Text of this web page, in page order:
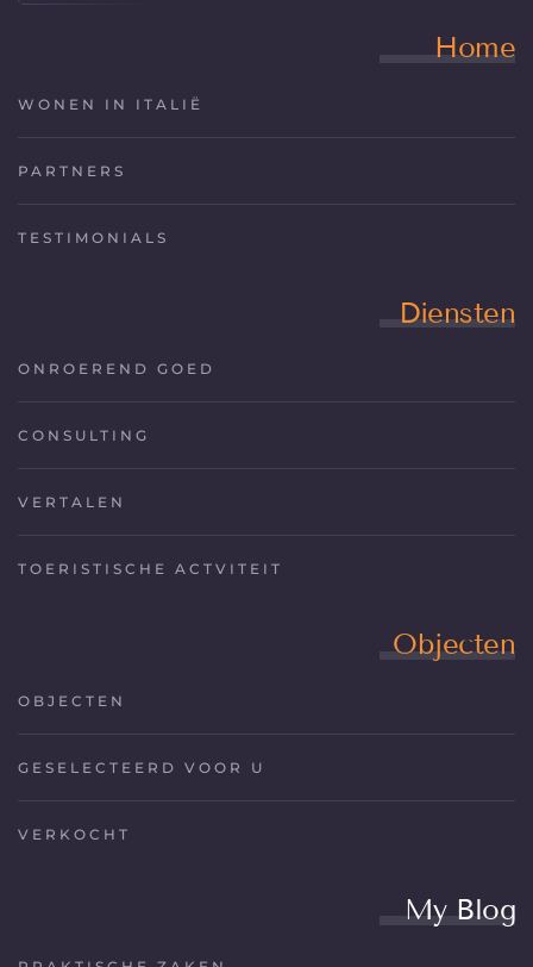
Home
WONEN IN ITALIË
PARTNERS
TESTIMONIALS
Diensten
ONROEREND GOED
CONSULTING
VERTALEN
TOERISTISCHE ACTVITEIT
Objecten
OBJECTEN
GESELECTEERD VOOR U
VERKOCHT
My Blog